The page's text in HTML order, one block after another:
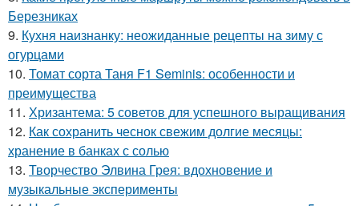
Березниках
9. Кухня наизнанку: неожиданные рецепты на зиму с
огурцами
10. Томат сорта Таня F1 Seminis: особенности и
преимущества
11. Хризантема: 5 советов для успешного выращивания
12. Как сохранить чеснок свежим долгие месяцы:
хранение в банках с солью
13. Творчество Элвина Грея: вдохновение и
музыкальные эксперименты